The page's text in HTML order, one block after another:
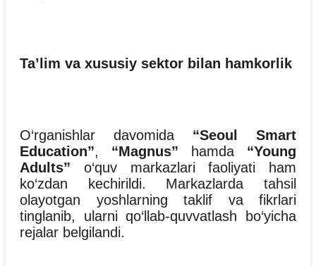
Ta’lim va xususiy sektor bilan hamkorlik
O‘rganishlar davomida “Seoul Smart
Education”, “Magnus” hamda “Young
Adults” o‘quv markazlari faoliyati ham
ko‘zdan kechirildi. Markazlarda tahsil
olayotgan yoshlarning taklif va fikrlari
tinglanib, ularni qo‘llab-quvvatlash bo‘yicha
rejalar belgilandi.